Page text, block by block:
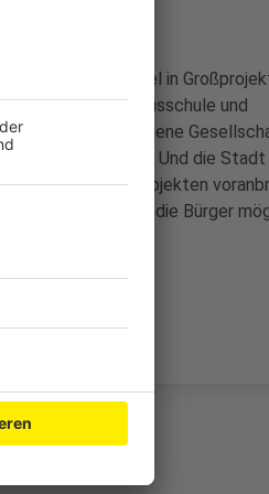
Euro. Zum Beispiel in
an der Donatusschule und
eine neue stadteigene
möglich sein. Und die
Wasserstoffprojekten
für die Bürger